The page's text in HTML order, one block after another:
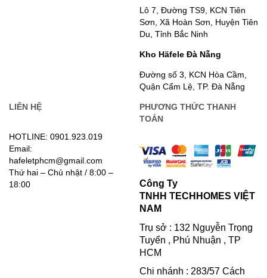
Lô 7, Đường TS9, KCN Tiên
Sơn, Xã Hoàn Sơn, Huyện Tiên
Du, Tỉnh Bắc Ninh
Kho Häfele Đà Nẵng
Đường số 3, KCN Hòa Cầm,
Quận Cẩm Lệ, TP. Đà Nẵng
LIÊN HỆ
HOTLINE: 0901.923.019
Email:
hafeletphcm@gmail.com
Thứ hai – Chủ nhật / 8:00 –
18:00
PHƯƠNG THỨC THANH
TOÁN
Công Ty
TNHH TECHHOMES VIỆT
NAM
Trụ sở : 132 Nguyễn Trọng
Tuyển , Phú Nhuận , TP
HCM
Chi nhánh : 283/57 Cách